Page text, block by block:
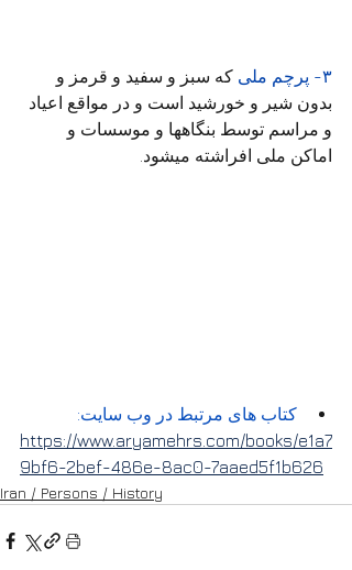
۳- پرچم ملی
که سبز و سفید و قرمز و
بدون شیر و خورشید است و در مواقع اعیاد
و مراسم توسط بنگاهها و موسسات و
اماکن ملی افراشته میشود.
کتاب های مرتبط در وب سایت:
https://www.aryamehrs.com/books/e1a7
9bf6-2bef-486e-8ac0-7aaed5f1b626
Iran / Persons / History